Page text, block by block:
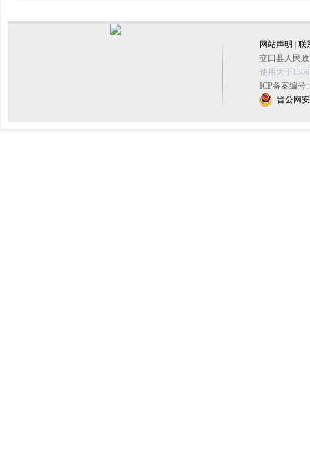
网站声明
联
交口县人民
使用大于
ICP备案编号:
晋公网